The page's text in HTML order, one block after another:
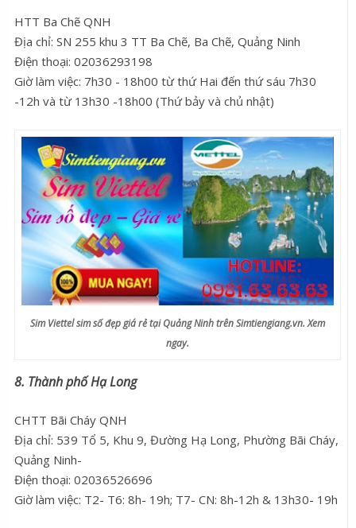
HTT Ba Chẽ QNH
Địa chỉ: SN 255 khu 3 TT Ba Chẽ, Ba Chẽ, Quảng Ninh
Điện thoại: 02036293198
Giờ làm việc: 7h30 - 18h00 từ thứ Hai đến thứ sáu 7h30
-12h và từ 13h30 -18h00 (Thứ bảy và chủ nhật)
Sim Viettel sim số đẹp giá rẻ tại Quảng Ninh trên Simtiengiang.vn. Xem
ngay.
8. Thành phố Hạ Long
CHTT Bãi Cháy QNH
Địa chỉ: 539 Tổ 5, Khu 9, Đường Hạ Long, Phường Bãi Cháy,
Quảng Ninh-
Điện thoại: 02036526696
Giờ làm việc: T2- T6: 8h- 19h; T7- CN: 8h-12h & 13h30- 19h